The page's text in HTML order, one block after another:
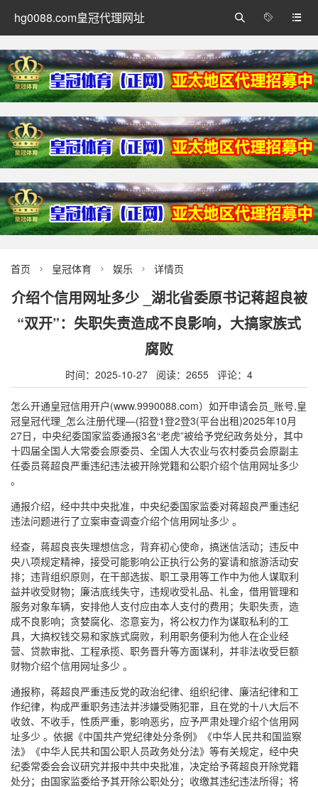
hg0088.com皇冠代理网址 


首页  皇冠体育  娱乐  详情页
介绍个信用网址多少 _湖北省委原书记蒋超良被
“双开”：失职失责造成不良影响，大搞家族式
腐败
时间：2025-10-27 阅读：2655 评论：4
怎么开通皇冠信用开户(www.9990088.com）如开申请会员_账号,皇
冠皇冠代理_怎么注册代理—(招登1登2登3(平台出租)2025年10月
27日，中央纪委国家监委通报3名“老虎”被给予党纪政务处分，其中
十四届全国人大常委会原委员、全国人大农业与农村委员会原副主
任委员蒋超良严重违纪违法被开除党籍和公职介绍个信用网址多少
。
通报介绍，经中共中央批准，中央纪委国家监委对蒋超良严重违纪
违法问题进行了立案审查调查介绍个信用网址多少 。
经查，蒋超良丧失理想信念，背弃初心使命，搞迷信活动；违反中
央八项规定精神，接受可能影响公正执行公务的宴请和旅游活动安
排；违背组织原则，在干部选拔、职工录用等工作中为他人谋取利
益并收受财物；廉洁底线失守，违规收受礼品、礼金，借用管理和
服务对象车辆，安排他人支付应由本人支付的费用；失职失责，造
成不良影响；贪婪腐化、恣意妄为，将公权力作为谋取私利的工
具，大搞权钱交易和家族式腐败，利用职务便利为他人在企业经
营、贷款审批、工程承揽、职务晋升等方面谋利，并非法收受巨额
财物介绍个信用网址多少 。
通报称，蒋超良严重违反党的政治纪律、组织纪律、廉洁纪律和工
作纪律，构成严重职务违法并涉嫌受贿犯罪，且在党的十八大后不
收敛、不收手，性质严重，影响恶劣，应予严肃处理介绍个信用网
址多少 。依据《中国共产党纪律处分条例》《中华人民共和国监察
法》《中华人民共和国公职人员政务处分法》等有关规定，经中央
纪委常委会会议研究并报中共中央批准，决定给予蒋超良开除党籍
处分；由国家监委给予其开除公职处分；收缴其违纪违法所得；将